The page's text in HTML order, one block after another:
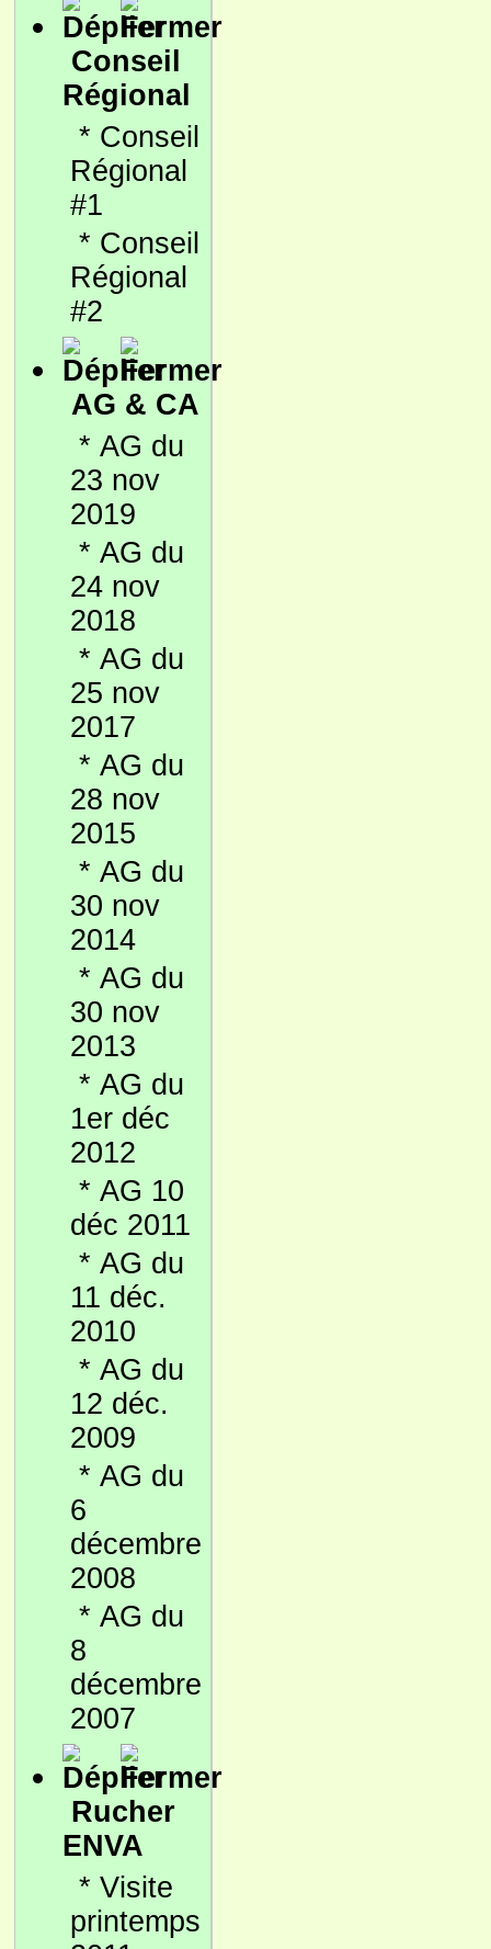
Conseil
Régional
* Conseil
Régional
#1
* Conseil
Régional
#2
AG & CA
* AG du
23 nov
2019
* AG du
24 nov
2018
* AG du
25 nov
2017
* AG du
28 nov
2015
* AG du
30 nov
2014
* AG du
30 nov
2013
* AG du
1er déc
2012
* AG 10
déc 2011
* AG du
11 déc.
2010
* AG du
12 déc.
2009
* AG du
6
décembre
2008
* AG du
8
décembre
2007
Rucher
ENVA
* Visite
printemps